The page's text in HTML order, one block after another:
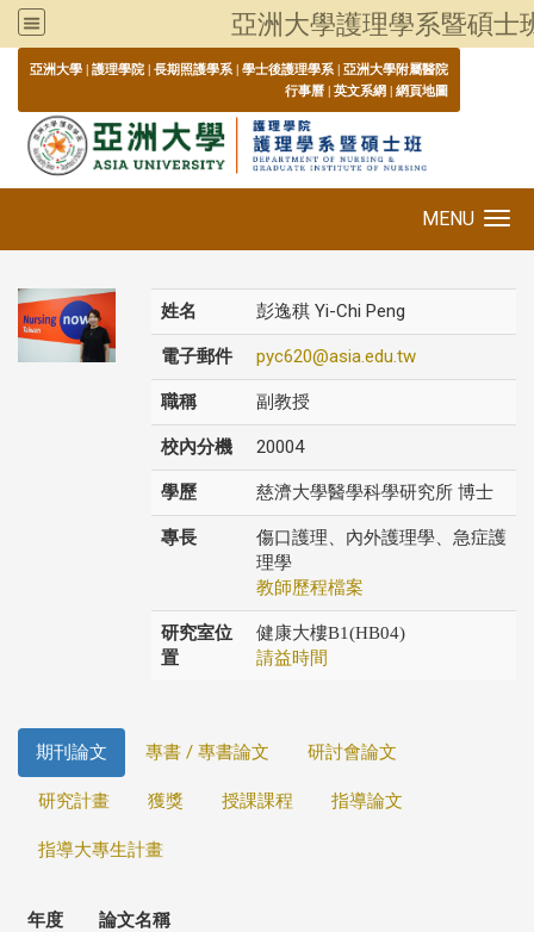
亞洲大學護理學系暨碩士
亞洲大學 | 護理學院 | 長期照護學系 | 學士後護理學系 | 亞洲大學附屬醫院
行事曆 | 英文系網 | 網頁地圖
MENU
姓名 彭逸稘 Yi-Chi Peng
電子郵件 pyc620@asia.edu.tw
職稱 副教授
校內分機 20004
學歷 慈濟大學醫學科學研究所 博士
專長
傷口護理、內外護理學、急症護
理學
教師歷程檔案
研究室位
置
健康大樓B1(HB04)
請益時間
期刊論文 專書 / 專書論文 研討會論文
研究計畫 獲獎 授課課程 指導論文
指導大專生計畫
年度 論文名稱